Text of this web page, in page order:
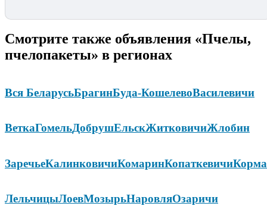
Смотрите также объявления «Пчелы,
пчелопакеты» в регионах
Вся БеларусьБрагинБуда-КошелевоВасилевичи
ВеткаГомельДобрушЕльскЖитковичиЖлобин
ЗаречьеКалинковичиКомаринКопаткевичиКорма
ЛельчицыЛоевМозырьНаровляОзаричи